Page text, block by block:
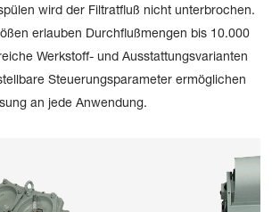
wird der Filtratfluß nicht unterbrochen.
erlauben Durchflußmengen bis 10.000
Werkstoff- und Ausstattungsvarianten
Steuerungsparameter ermöglichen
an jede Anwendung.